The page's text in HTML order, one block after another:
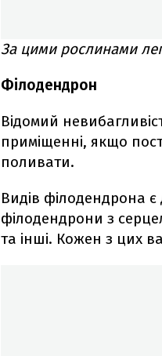
За цими рослинами
Філодендрон
Відомий
приміщенні, якщо
поливати.
Видів філодендрона є
філодендрони з
та інші. Кожен з цих